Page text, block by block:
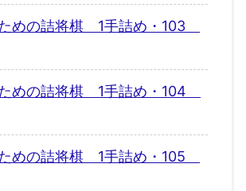
めの詰将棋 1手詰め・103
めの詰将棋 1手詰め・104
めの詰将棋 1手詰め・105